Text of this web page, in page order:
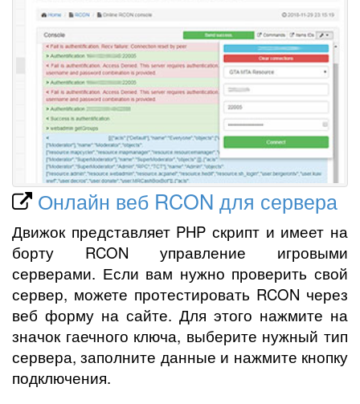
Онлайн веб RCON для сервера
Движок представляет PHP скрипт и имеет на
борту RCON управление игровыми
серверами. Если вам нужно проверить свой
сервер, можете протестировать RCON через
веб форму на сайте. Для этого нажмите на
значок гаечного ключа, выберите нужный тип
сервера, заполните данные и нажмите кнопку
подключения.